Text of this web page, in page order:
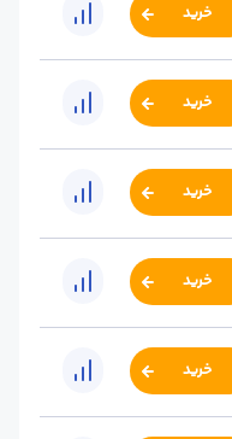
خرید
خرید
خرید
خرید
خرید